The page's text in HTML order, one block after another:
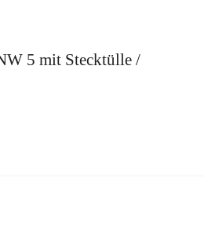
5 mit Stecktülle /